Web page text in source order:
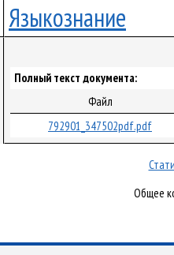
Языкознание
Полный текст документа:
Файл
792901_347502pdf.pdf
Общее